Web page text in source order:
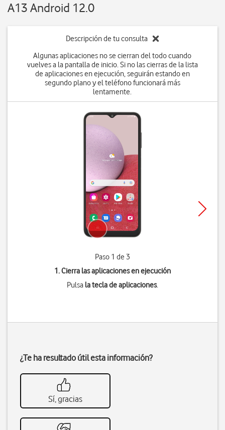
A13 Android 12.0
Descripción de tu consulta
Algunas aplicaciones no se cierran del todo cuando
vuelves a la pantalla de inicio. Si no las cierras de la lista
de aplicaciones en ejecución, seguirán estando en
segundo plano y el teléfono funcionará más
lentamente.
Paso 1 de 3
1. Cierra las aplicaciones en ejecución
Pulsa la tecla de aplicaciones.
¿Te ha resultado útil esta información?
Sí, gracias